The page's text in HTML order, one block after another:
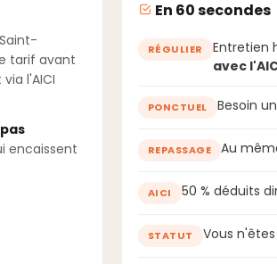
tarif avant
l'AICI
encaissent
En 60 secondes
RÉGULIER Entretien
avec
PONCTUEL Besoin
REPASSAGE Au
AICI 50 % déduits
STATUT Vous